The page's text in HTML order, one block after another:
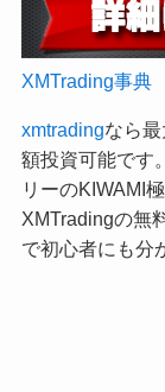
XMTrading事典
xmtradingなら
額投資可能です
リーのKIWAMI
XMTradingの無
で初心者にも分